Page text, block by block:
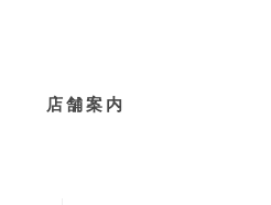
店舗案内